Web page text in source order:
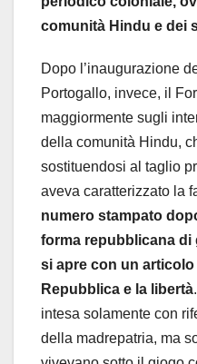
comunità Hindu e dei
Dopo l’inaugurazione
Portogallo, invece, il
maggiormente sugli
della comunità Hindu,
sostituendosi al taglio
aveva caratterizzato la
numero stampato
forma repubblicana di
si apre con un
Repubblica e la libertà
intesa solamente con
della madrepatria, ma